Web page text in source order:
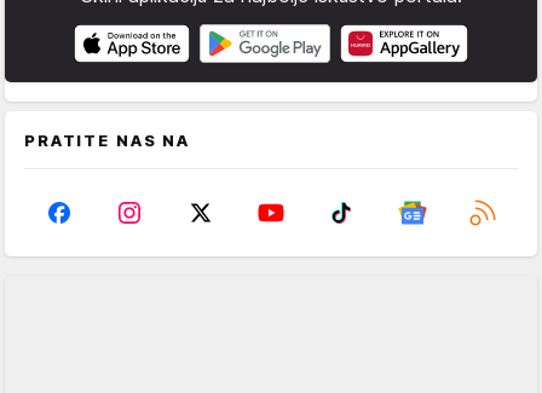
PRATITE NAS NA